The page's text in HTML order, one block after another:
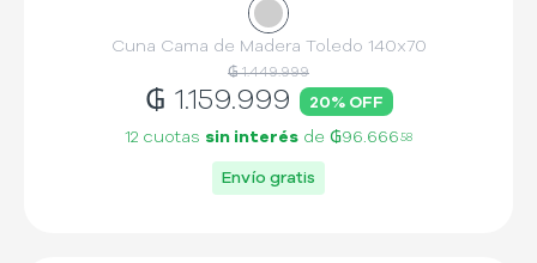
Cuna Cama de Madera Toledo 140x70
₲ 1.449.999
₲ 1.159.999 20% OFF
12 cuotas sin interés de ₲96.666 58
Envío gratis